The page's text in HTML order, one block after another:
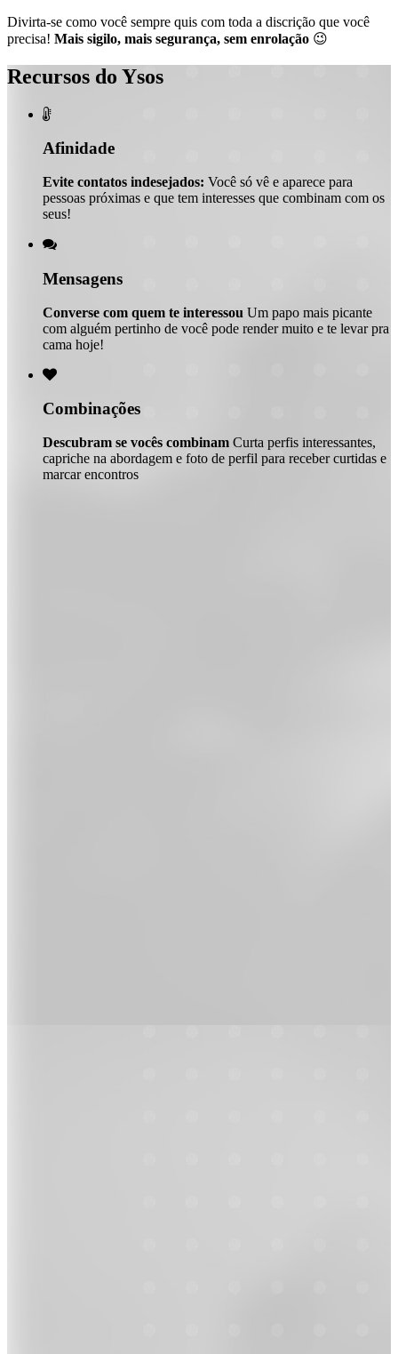
Divirta-se como você sempre quis com toda a discrição que você
precisa! Mais sigilo, mais segurança, sem enrolação 😉
Recursos do Ysos

Afinidade
Evite contatos indesejados: Você só vê e aparece para
pessoas próximas e que tem interesses que combinam com os
seus!

Mensagens
Converse com quem te interessou Um papo mais picante
com alguém pertinho de você pode render muito e te levar pra
cama hoje!

Combinações
Descubram se vocês combinam Curta perfis interessantes,
capriche na abordagem e foto de perfil para receber curtidas e
marcar encontros